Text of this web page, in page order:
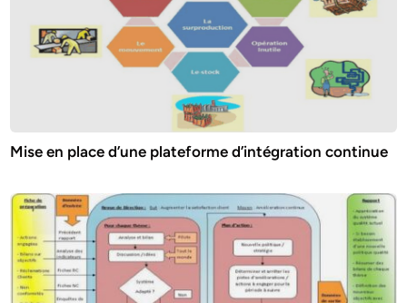
Mise en place d’une plateforme d’intégration continue